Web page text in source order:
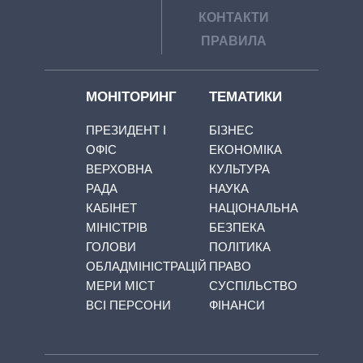
КОНТАКТИ
ПРАВИЛА
МОНІТОРИНГ
ПРЕЗИДЕНТ І
ОФІС
ВЕРХОВНА
РАДА
КАБІНЕТ
МІНІСТРІВ
ГОЛОВИ
ОБЛАДМІНІСТРАЦІЙ
МЕРИ МІСТ
ВСІ ПЕРСОНИ
ТЕМАТИКИ
БІЗНЕС
ЕКОНОМІКА
КУЛЬТУРА
НАУКА
НАЦІОНАЛЬНА
БЕЗПЕКА
ПОЛІТИКА
ПРАВО
СУСПІЛЬСТВО
ФІНАНСИ